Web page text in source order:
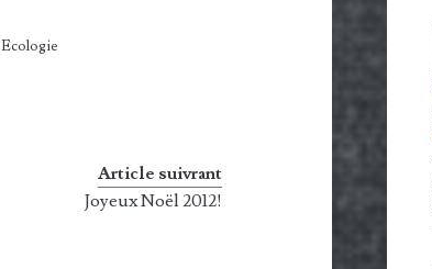
Ecologie
Article suivrant
Joyeux Noël 2012!